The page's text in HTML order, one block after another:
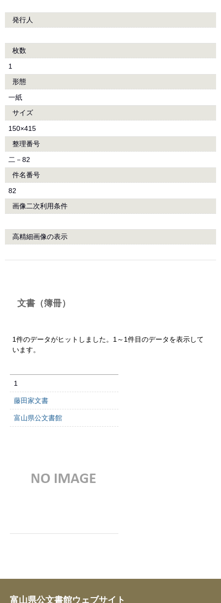
発行人
枚数
1
形態
一紙
サイズ
150×415
整理番号
二－82
件名番号
82
画像二次利用条件
高精細画像の表示
文書（簿冊）
1件のデータがヒットしました。1～1件目のデータを表示して
います。
1
藤田家文書
富山県公文書館
富山県公文書館ウェブサイト